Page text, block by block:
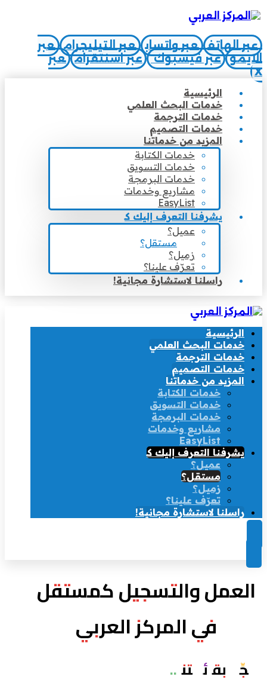
عبر الهاتف عبر واتساب عبر التيليجرام
عبر
الايمو
عبر فيسبوك عبر اسنتقرام
عبر
X
الرئيسية
خدمات البحث العلمي
خدمات الترجمة
خدمات التصميم
المزيد من خدماتنا
خدمات الكتابة
خدمات التسويق
خدمات البرمجة
مشاريع وخدمات
EasyList
يشرفنا التعرف إليك كـ
عميل؟
مستقل؟
زميل؟
تعرّف علينا؟
راسلنا لاستشارة مجانية!
الرئيسية
خدمات البحث العلمي
خدمات الترجمة
خدمات التصميم
المزيد من خدماتنا
خدمات الكتابة
خدمات التسويق
خدمات البرمجة
مشاريع وخدمات
EasyList
يشرفنا التعرف إليك كـ
عميل؟
مستقل؟
زميل؟
تعرّف علينا؟
راسلنا لاستشارة مجانية!
العمل والتسجيل كمستقل
في المركز العربي
سجِّل بقائمتنا..